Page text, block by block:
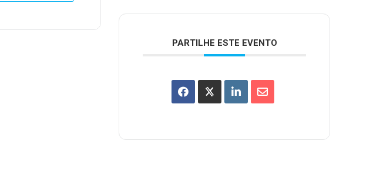
PARTILHE ESTE EVENTO